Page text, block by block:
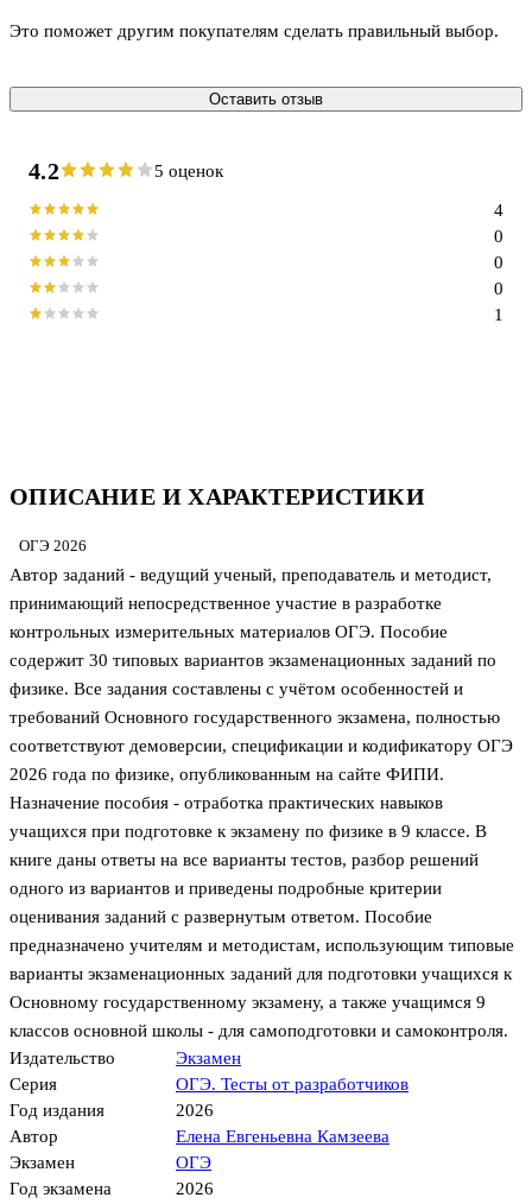
ОПИСАНИЕ И ХАРАКТЕРИСТИКИ
ОГЭ 2026
Автор заданий - ведущий ученый, преподаватель и методист,
принимающий непосредственное участие в разработке
контрольных измерительных материалов ОГЭ. Пособие
содержит 30 типовых вариантов экзаменационных заданий по
физике. Все задания составлены с учётом особенностей и
требований Основного государственного экзамена, полностью
соответствуют демоверсии, спецификации и кодификатору ОГЭ
2026 года по физике, опубликованным на сайте ФИПИ.
Назначение пособия - отработка практических навыков
учащихся при подготовке к экзамену по физике в 9 классе. В
книге даны ответы на все варианты тестов, разбор решений
одного из вариантов и приведены подробные критерии
оценивания заданий с развернутым ответом. Пособие
предназначено учителям и методистам, использующим типовые
варианты экзаменационных заданий для подготовки учащихся к
Основному государственному экзамену, а также учащимся 9
классов основной школы - для самоподготовки и самоконтроля.
Издательство
Экзамен
Серия
ОГЭ. Тесты от разработчиков
Год издания
2026
Автор
Елена Евгеньевна Камзеева
Экзамен
ОГЭ
Год экзамена
2026
Это поможет другим покупателям сделать правильный выбор.
Оставить отзыв
4.2 5 оценок
1
0
0
0
4